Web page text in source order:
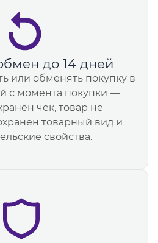
до 14 дней
или обменять покупку в
с момента покупки —
чек, товар не
товарный вид и
свойства.